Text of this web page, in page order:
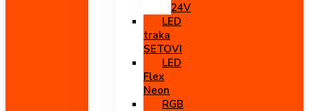
24V
LED
traka
SETOVI
LED
Flex
Neon
RGB